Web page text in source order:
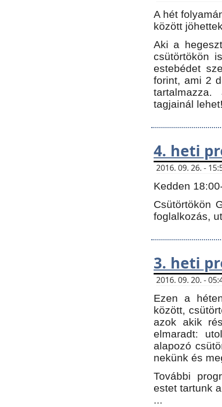
A hét
között
Aki a
csütörtökön
estebédet
forint, ami 2
tartalmazza.
tagjainál
4. heti
2016. 09. 26. -
Kedden
Csütörtökön
foglalkozás,
3. heti
2016. 09. 20. -
Ezen a
között,
azok akik
elmaradt:
alapozó
nekünk és
További
estet tartunk
...